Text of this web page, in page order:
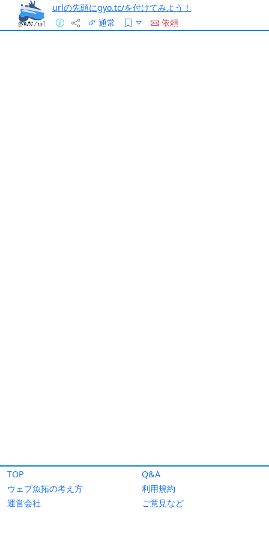
urlの先頭にgyo.tc/を付けてみよう！
通常
依頼
TOP
Q&A
ウェブ魚拓の考え方
利用規約
運営会社
ご意見など